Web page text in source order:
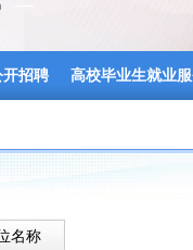
招聘 高校毕业生就业
名称